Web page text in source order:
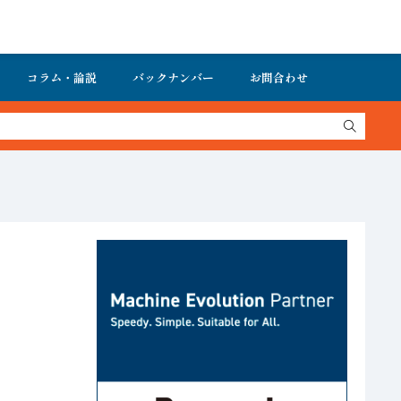
コラム・論説 バックナンバー お問合わせ